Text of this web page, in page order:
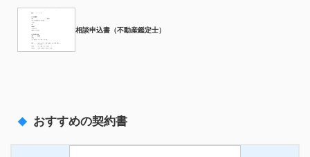
相談申込書（不動産鑑定士）
おすすめの契約書